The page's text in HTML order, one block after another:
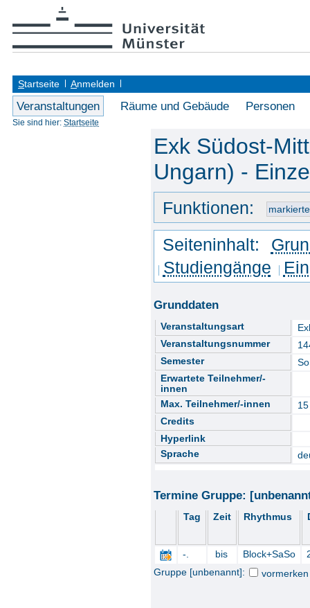
Startseite Anmelden
Veranstaltungen Räume und Gebäude Personen
Sie sind hier: Startseite
Exk Südost-
Ungarn) -
Funktionen:
Seiteninhalt:
Studiengänge
Grunddaten
Veranstaltungsart
Veranstaltungsnummer
Semester
Erwartete Teilnehmer/-
innen
Max. Teilnehmer/-innen
15
Credits
Hyperlink
Sprache
Termine Gruppe:
Tag Zeit Rhythmus
-. bis Block+SaSo
Gruppe [unbenannt]:
vormerken